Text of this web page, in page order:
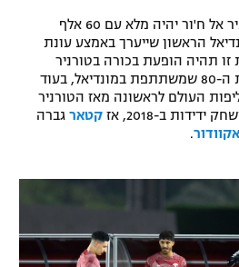
עסק
אצטדיון אל בית שנמצא בעיר אל ח'ור יהיה מלא עם 60 אלף
הראשון שייערך באמצע עונת
תהיה הופעת בכורה בטורניר
הנבחרות היוקרתי כנבחרת ה-80 שמשתתפת במונדיאל, בעוד
העולם לראשונה מאז הטורניר
קטאר גברה
אקוודור.